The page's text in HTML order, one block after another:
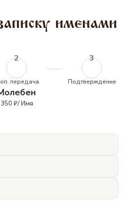
именами
2
передача
3
Подтверждение
350 ₽/ Имя